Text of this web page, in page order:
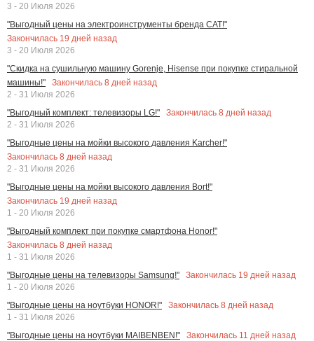
3 - 20 Июля 2026
"Выгодный цены на электроинструменты бренда CAT!"
Закончилась 19 дней назад
3 - 20 Июля 2026
"Скидка на сушильную машину Gorenje, Hisense при покупке стиральной
машины!"
Закончилась 8 дней назад
2 - 31 Июля 2026
"Выгодный комплект: телевизоры LG!"
Закончилась 8 дней назад
2 - 31 Июля 2026
"Выгодные цены на мойки высокого давления Karcher!"
Закончилась 8 дней назад
2 - 31 Июля 2026
"Выгодные цены на мойки высокого давления Bort!"
Закончилась 19 дней назад
1 - 20 Июля 2026
"Выгодный комплект при покупке смартфона Honor!"
Закончилась 8 дней назад
1 - 31 Июля 2026
"Выгодные цены на телевизоры Samsung!"
Закончилась 19 дней назад
1 - 20 Июля 2026
"Выгодные цены на ноутбуки HONOR!"
Закончилась 8 дней назад
1 - 31 Июля 2026
"Выгодные цены на ноутбуки MAIBENBEN!"
Закончилась 11 дней назад